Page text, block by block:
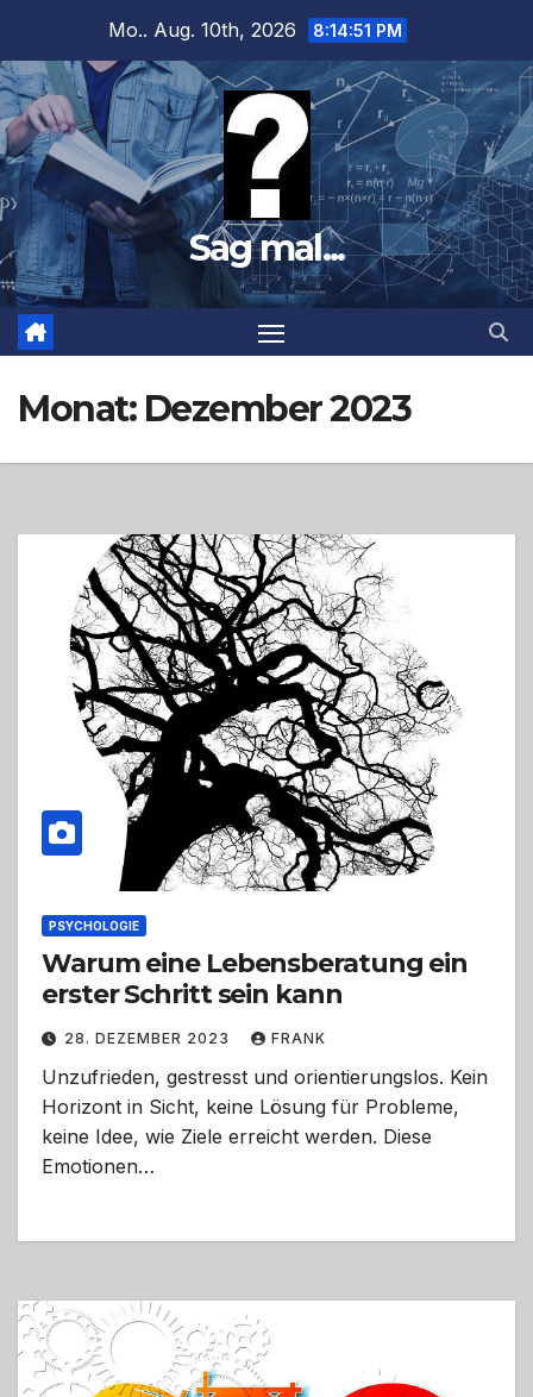
springen
Mo.. Aug. 10th, 2026 8:14:53 PM
Sag mal...
Monat: Dezember 2023
PSYCHOLOGIE
Warum eine Lebensberatung ein
erster Schritt sein kann
28. DEZEMBER 2023 FRANK
Unzufrieden, gestresst und orientierungslos. Kein
Horizont in Sicht, keine Lösung für Probleme,
keine Idee, wie Ziele erreicht werden. Diese
Emotionen…